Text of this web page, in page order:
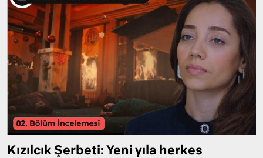
Kızılcık Şerbeti: Yeni yıla herkes